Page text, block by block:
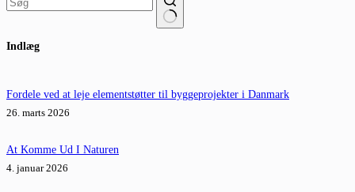
resultater
Indlæg
Fordele ved at leje elementstøtter til byggeprojekter i Danmark
26. marts 2026
At Komme Ud I Naturen
4. januar 2026